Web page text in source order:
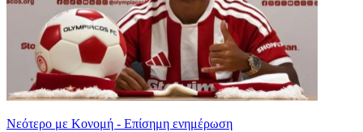
Νεότερο με Κονομή - Επίσημη ενημέρωση